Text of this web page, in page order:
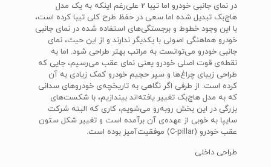
در نمای جانبی خودرو اما تیبا 2 علی‌رغم اینکه به یک مدل
هاچ‌بک تبدیل شده اما سعی در حفظ طرح کلی تیبا کرده است،
با این وجود خطوط و برجستگی‌های استفاده شده در نمای جانبی
خودرو هماهنگی اصولی با یکدیگر ندارند و از این حیث، نمای
جانبی خودرو می‌توانست به مراتب بهتر طراحی شود. اما به
نقطه‌ی قوت اصلی خودرو یعنی نمای عقب می‌رسیم، جایی که
طراحی زیبای چراغ‌ها و سپر حجیم خودرو کمک زیادی به آن
کرده است. از طرفی اگر نگاهی به تاریخچه‌ی خودروهای سدانی
که به مدل هاچ‌بک تغییر یافته‌اند بیندازیم، با شکست‌های
بزرگی در این بخش روبه‌رو می‌شویم، کاری که البته شرکت
سایپا به خوبی از عهده‌ی آن برآمده است و تغییر شکل ستون
عقب خودرو (C-pillar) موفقیت‌آمیز بوده است.
طراحی داخلی